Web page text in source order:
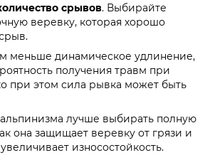
срывов. Выбирайте
веревку, которая хорошо
меньше динамическое удлинение,
получения травм при
при этом сила рывка может быть
лучше выбирать полную
она защищает веревку от грязи и
износостойкость.